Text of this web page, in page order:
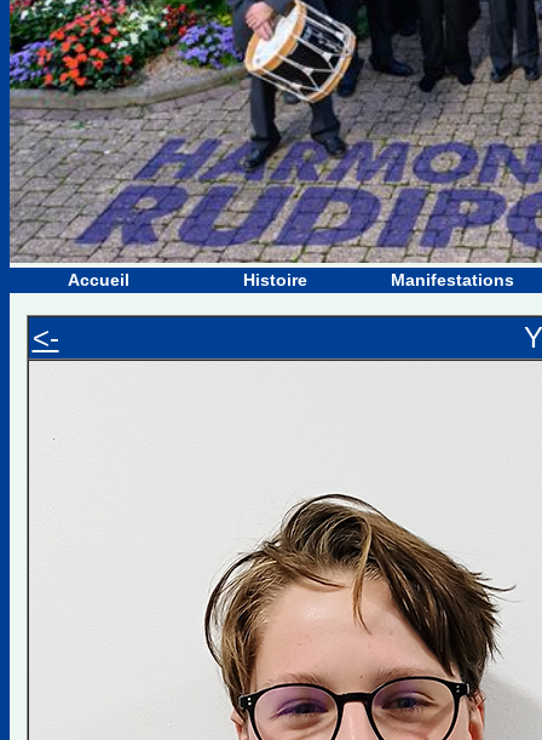
Accueil Histoire Manifestations
<-